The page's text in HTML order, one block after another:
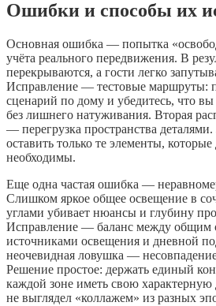
Ошибки и способы их
Основная ошибка — попытка
учёта реального передвижения. В
перекрываются, а гости легко
Исправление — тестовые маршруты:
сценарий по дому и убедитесь, что
без лишнего натуживания. Вторая
— перегрузка пространства
оставить только те элементы, которые
необходимы.
Еще одна частая ошибка —
Слишком яркое общее освещение в
углами убивает нюансы и глубину
Исправление — баланс между общим
источниками освещения и дневной
неочевидная ловушка —
Решение простое: держать единый
каждой зоне иметь свою характерную
не выглядел «коллажем» из разных